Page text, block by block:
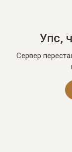
Упс,
Сервер